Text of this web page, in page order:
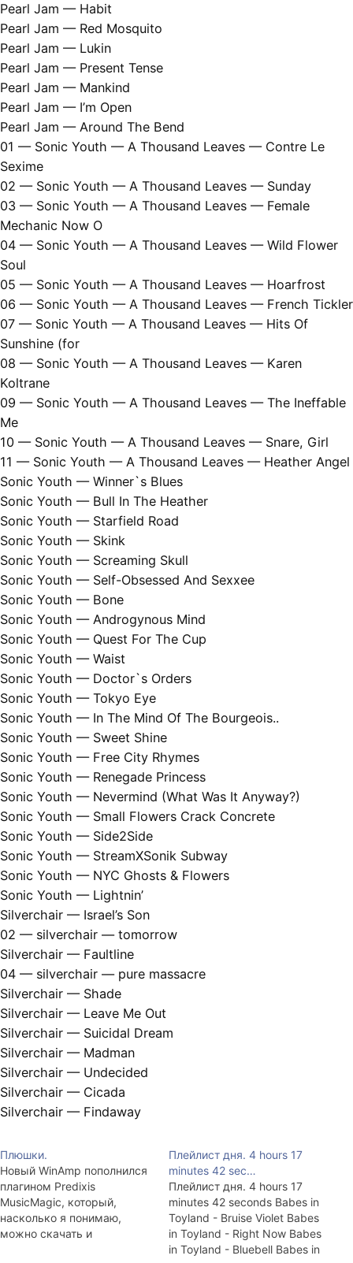
Pearl Jam — Habit
Pearl Jam — Red Mosquito
Pearl Jam — Lukin
Pearl Jam — Present Tense
Pearl Jam — Mankind
Pearl Jam — I’m Open
Pearl Jam — Around The Bend
01 — Sonic Youth — A Thousand Leaves — Contre Le
Sexime
02 — Sonic Youth — A Thousand Leaves — Sunday
03 — Sonic Youth — A Thousand Leaves — Female
Mechanic Now O
04 — Sonic Youth — A Thousand Leaves — Wild Flower
Soul
05 — Sonic Youth — A Thousand Leaves — Hoarfrost
06 — Sonic Youth — A Thousand Leaves — French Tickler
07 — Sonic Youth — A Thousand Leaves — Hits Of
Sunshine (for
08 — Sonic Youth — A Thousand Leaves — Karen
Koltrane
09 — Sonic Youth — A Thousand Leaves — The Ineffable
Me
10 — Sonic Youth — A Thousand Leaves — Snare, Girl
11 — Sonic Youth — A Thousand Leaves — Heather Angel
Sonic Youth — Winner`s Blues
Sonic Youth — Bull In The Heather
Sonic Youth — Starfield Road
Sonic Youth — Skink
Sonic Youth — Screaming Skull
Sonic Youth — Self-Obsessed And Sexxee
Sonic Youth — Bone
Sonic Youth — Androgynous Mind
Sonic Youth — Quest For The Cup
Sonic Youth — Waist
Sonic Youth — Doctor`s Orders
Sonic Youth — Tokyo Eye
Sonic Youth — In The Mind Of The Bourgeois..
Sonic Youth — Sweet Shine
Sonic Youth — Free City Rhymes
Sonic Youth — Renegade Princess
Sonic Youth — Nevermind (What Was It Anyway?)
Sonic Youth — Small Flowers Crack Concrete
Sonic Youth — Side2Side
Sonic Youth — StreamXSonik Subway
Sonic Youth — NYC Ghosts & Flowers
Sonic Youth — Lightnin’
Silverchair — Israel’s Son
02 — silverchair — tomorrow
Silverchair — Faultline
04 — silverchair — pure massacre
Silverchair — Shade
Silverchair — Leave Me Out
Silverchair — Suicidal Dream
Silverchair — Madman
Silverchair — Undecided
Silverchair — Cicada
Silverchair — Findaway
Плюшки.
Новый WinAmp пополнился
плагином Predixis
MusicMagic, который,
насколько я понимаю,
можно скачать и
Плейлист дня. 4 hours 17
minutes 42 sec…
Плейлист дня. 4 hours 17
minutes 42 seconds Babes in
Toyland - Bruise Violet Babes
in Toyland - Right Now Babes
in Toyland - Bluebell Babes in